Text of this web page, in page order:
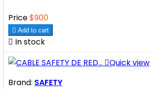
Price$900
 Add to cart
 In stock
Quick view
Brand: SAFETY